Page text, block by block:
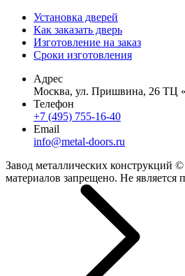
Установка дверей
Как заказать дверь
Изготовление на заказ
Сроки изготовления
Адрес
Москва, ул. Пришвина, 26 ТЦ
Телефон
+7 (495) 755-16-40
Email
info@metal-doors.ru
Завод металлических конструкций
материалов запрещено. Не является